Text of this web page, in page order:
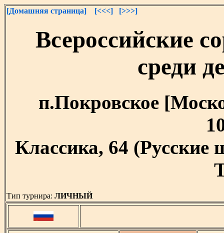
[Домашняя страница] [<<<] [>>>]
Всероссийские
среди
п.Покровское
Классика, 64
Тип турнира: ЛИЧНЫЙ